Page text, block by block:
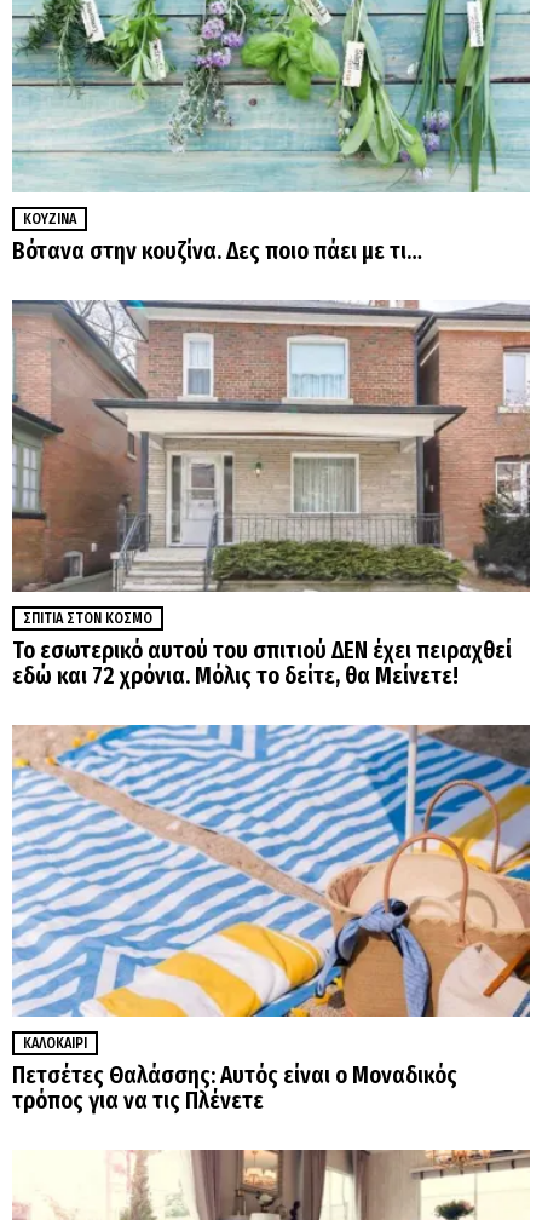
ΚΟΥΖΊΝΑ
Βότανα στην κουζίνα. Δες ποιο πάει με τι…
ΣΠΊΤΙΑ ΣΤΟΝ ΚΌΣΜΟ
Το εσωτερικό αυτού του σπιτιού ΔΕΝ έχει πειραχθεί
εδώ και 72 χρόνια. Μόλις το δείτε, θα Μείνετε!
ΚΑΛΟΚΑΊΡΙ
Πετσέτες Θαλάσσης: Αυτός είναι ο Μοναδικός
τρόπος για να τις Πλένετε